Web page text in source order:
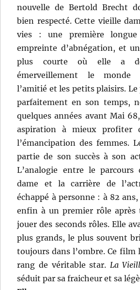
nouvelle de Bertold Brecht
bien respecté. Cette vieille
vies : une première longue
empreinte d’abnégation, et
plus courte où elle a
émerveillement le monde
l’amitié et les petits plaisirs. Le
parfaitement en son temps,
quelques années avant Mai
aspiration à mieux
l’émancipation des femmes.
partie de son succès à son
L’analogie entre le
dame et la carrière de
échappé à personne : à 82 ans,
enfin à un premier rôle après
jouer des seconds rôles. Elle
plus grands, le plus souvent
toujours dans l’ombre. Ce film
rang de véritable star. La
séduit par sa fraicheur et sa